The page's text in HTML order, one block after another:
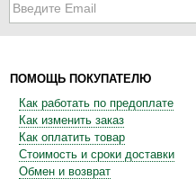
ПОМОЩЬ ПОКУПАТЕЛЮ
Как работать по предоплате
Как изменить заказ
Как оплатить товар
Стоимость и сроки доставки
Обмен и возврат